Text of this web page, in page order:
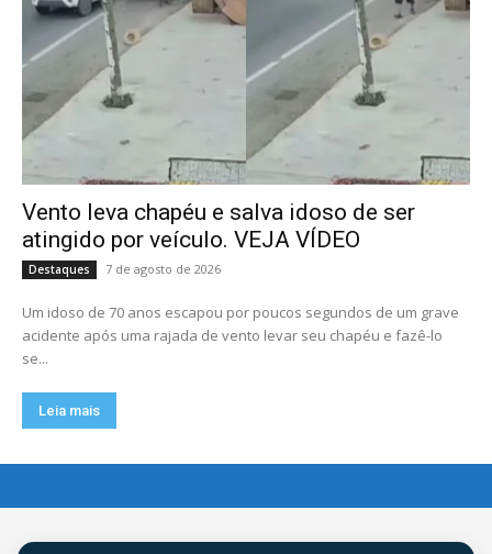
Vento leva chapéu e salva idoso de ser
atingido por veículo. VEJA VÍDEO
Destaques 7 de agosto de 2026
Um idoso de 70 anos escapou por poucos segundos de um grave
acidente após uma rajada de vento levar seu chapéu e fazê-lo
se...
Leia mais